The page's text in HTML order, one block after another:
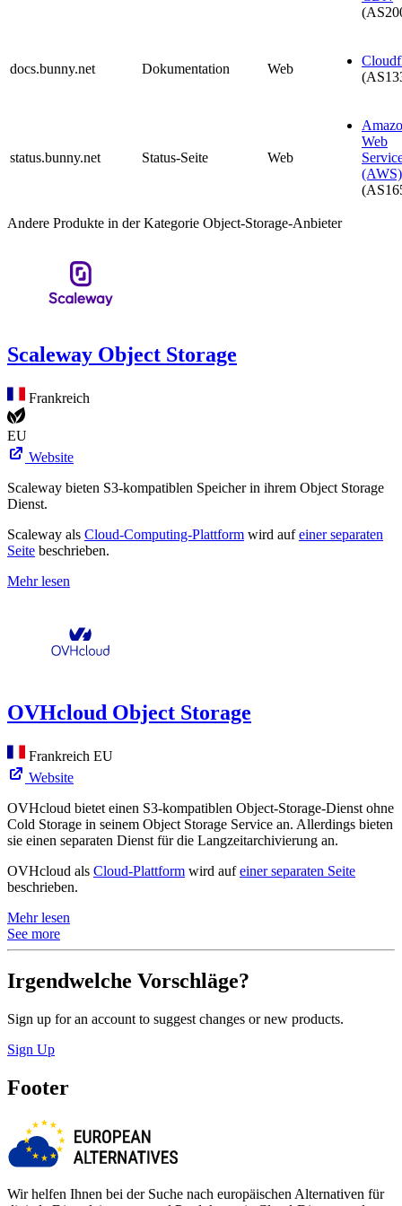
docs.bunny.net Dokumentation Web
status.bunny.net Status-Seite Web
Web
(AWS)
Andere Produkte in der Kategorie Object-Storage-Anbieter
Scaleway Object Storage
Frankreich
EU
Website
Scaleway bieten S3-kompatiblen Speicher in ihrem Object Storage
Dienst.
Scaleway als Cloud-Computing-Plattform wird aufeiner separaten
Seite beschrieben.
Mehr lesen
OVHcloud Object Storage
Frankreich EU
Website
OVHcloud bietet einen S3-kompatiblen Object-Storage-Dienst ohne
Cold Storage in seinem Object Storage Service an. Allerdings bieten
sie einen separaten Dienst für die Langzeitarchivierung an.
OVHcloud als Cloud-Plattform wird aufeiner separaten Seite
beschrieben.
Mehr lesen
See more
Irgendwelche Vorschläge?
Sign up for an account to suggest changes or new products.
Sign Up
Footer
Wir helfen Ihnen bei der Suche nach europäischen Alternativen für